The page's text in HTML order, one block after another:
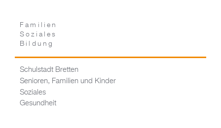
Familien
Soziales
Bildung
Schulstadt Bretten
Senioren, Familien und Kinder
Soziales
Gesundheit